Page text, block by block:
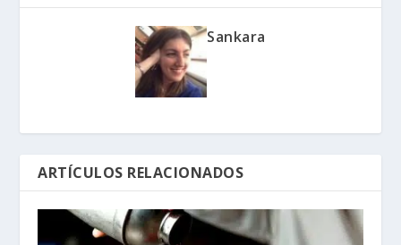
Sankara
ARTÍCULOS RELACIONADOS